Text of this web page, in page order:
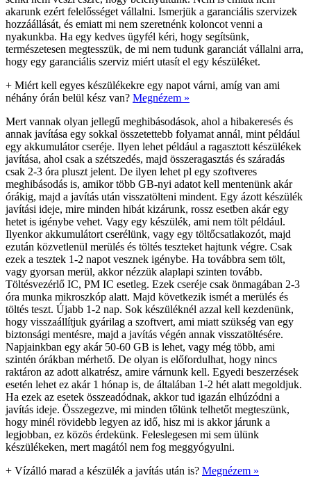
akarunk ezért felelősséget vállalni. Ismerjük a garanciális szervizek
hozzáállását, és emiatt mi nem szeretnénk koloncot venni a
nyakunkba. Ha egy kedves ügyfél kéri, hogy segítsünk,
természetesen megtesszük, de mi nem tudunk garanciát vállalni arra,
hogy egy garanciális szerviz miért utasít el egy készüléket.
+ Miért kell egyes készülékekre egy napot várni, amíg van ami
néhány órán belül kész van? Megnézem »
Mert vannak olyan jellegű meghibásodások, ahol a hibakeresés és
annak javítása egy sokkal összetettebb folyamat annál, mint például
egy akkumulátor cseréje. Ilyen lehet például a ragasztott készülékek
javítása, ahol csak a szétszedés, majd összeragasztás és száradás
csak 2-3 óra pluszt jelent. De ilyen lehet pl egy szoftveres
meghibásodás is, amikor több GB-nyi adatot kell mentenünk akár
órákig, majd a javítás után visszatölteni mindent. Egy ázott készülék
javítási ideje, mire minden hibát kizárunk, rossz esetben akár egy
hetet is igénybe vehet. Vagy egy készülék, ami nem tölt például.
Ilyenkor akkumulátort cserélünk, vagy egy töltőcsatlakozót, majd
ezután közvetlenül merülés és töltés teszteket hajtunk végre. Csak
ezek a tesztek 1-2 napot vesznek igénybe. Ha továbbra sem tölt,
vagy gyorsan merül, akkor nézzük alaplapi szinten tovább.
Töltésvezérlő IC, PM IC esetleg. Ezek cseréje csak önmagában 2-3
óra munka mikroszkóp alatt. Majd következik ismét a merülés és
töltés teszt. Újabb 1-2 nap. Sok készüléknél azzal kell kezdenünk,
hogy visszaállítjuk gyárilag a szoftvert, ami miatt szükség van egy
biztonsági mentésre, majd a javítás végén annak visszatöltésére.
Napjainkban egy akár 50-60 GB is lehet, vagy még több, ami
szintén órákban mérhető. De olyan is előfordulhat, hogy nincs
raktáron az adott alkatrész, amire várnunk kell. Egyedi beszerzések
esetén lehet ez akár 1 hónap is, de általában 1-2 hét alatt megoldjuk.
Ha ezek az esetek összeadódnak, akkor tud igazán elhúzódni a
javítás ideje. Összegezve, mi minden tőlünk telhetőt megteszünk,
hogy minél rövidebb legyen az idő, hisz mi is akkor járunk a
legjobban, ez közös érdekünk. Feleslegesen mi sem ülünk
készülékeken, mert magától nem fog meggyógyulni.
+ Vízálló marad a készülék a javítás után is? Megnézem »